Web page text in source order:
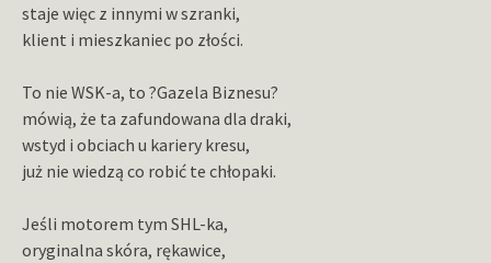
staje więc z innymi w szranki,
klient i mieszkaniec po złości.
To nie WSK-a, to ?Gazela Biznesu?
mówią, że ta zafundowana dla draki,
wstyd i obciach u kariery kresu,
już nie wiedzą co robić te chłopaki.
Jeśli motorem tym SHL-ka,
oryginalna skóra, rękawice,